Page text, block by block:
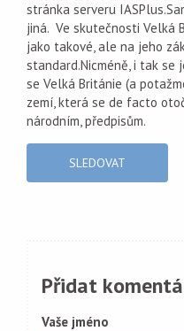
stránka serveru
jiná. Ve skutečnosti Velká
jako takové, ale na jeho
standard.Nicméně, i tak se
se Velká Británie (a
zemí, která se de facto
národním, předpisům.
SLEDOVAT
Přidat
Vaše jméno